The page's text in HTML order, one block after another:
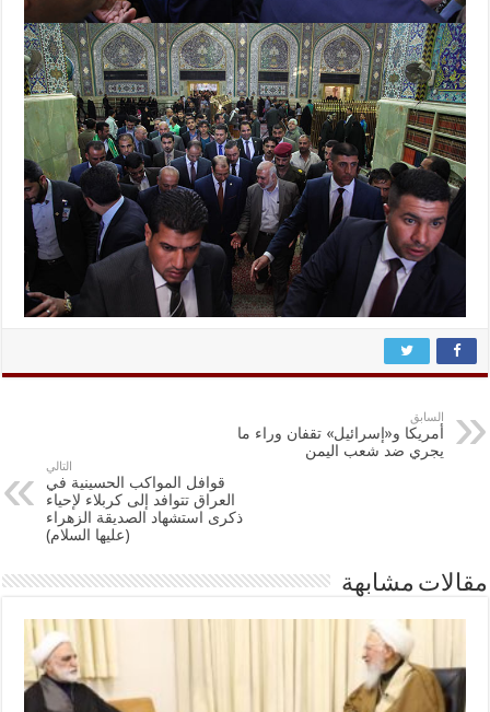
السابق
أمريكا و«إسرائيل» تقفان وراء ما
يجري ضد شعب اليمن
التالي
قوافل المواكب الحسينية في
العراق تتوافد إلى كربلاء لإحياء
ذكرى استشهاد الصديقة الزهراء
(عليها السلام)
مقالات مشابهة